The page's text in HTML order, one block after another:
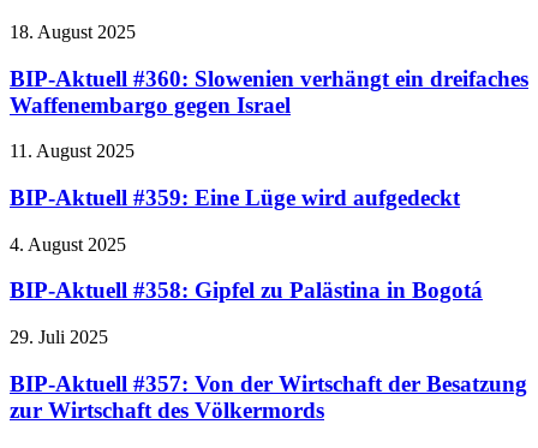
18. August 2025
BIP-Aktuell #360: Slowenien verhängt ein dreifaches
Waffenembargo gegen Israel
11. August 2025
BIP-Aktuell #359: Eine Lüge wird aufgedeckt
4. August 2025
BIP-Aktuell #358: Gipfel zu Palästina in Bogotá
29. Juli 2025
BIP-Aktuell #357: Von der Wirtschaft der Besatzung
zur Wirtschaft des Völkermords